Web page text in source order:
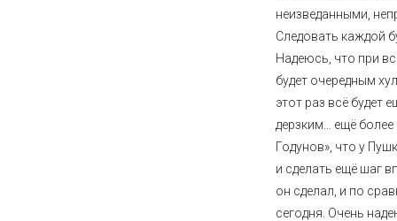
неизведанными,
Следовать каждой
Надеюсь, что при
будет очередным
этот раз всё будет
дерзким… ещё
Годунов», что у
и сделать ещё шаг
он сделал, и по
сегодня. Очень